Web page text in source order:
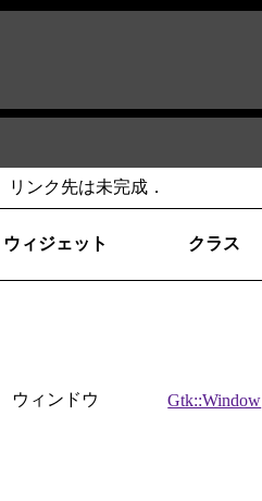
リンク先は未完成．
ウィジェット クラス
ウィンドウ Gtk::Window